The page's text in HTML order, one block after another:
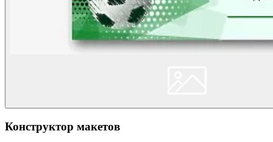
Конструктор макетов